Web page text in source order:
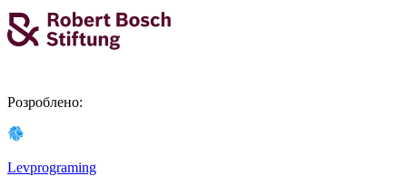
Розроблено:
Levprograming